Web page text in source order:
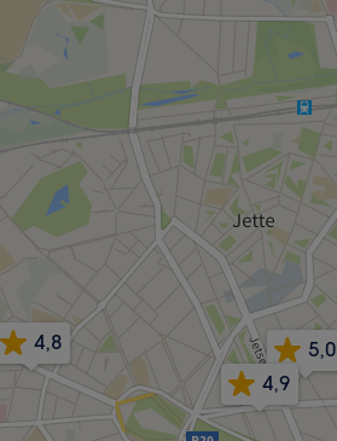
4,8
5,0
4,9